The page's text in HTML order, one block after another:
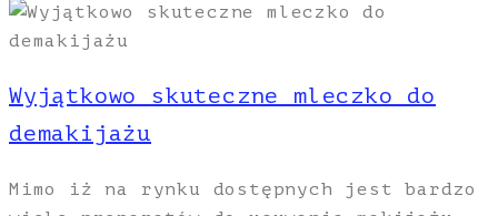
Wyjątkowo skuteczne mleczko do
demakijażu
Mimo iż na rynku dostępnych jest bardzo